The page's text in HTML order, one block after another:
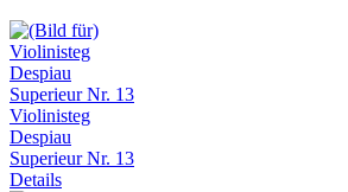
Violinisteg
Despiau
Superieur Nr. 13
Details